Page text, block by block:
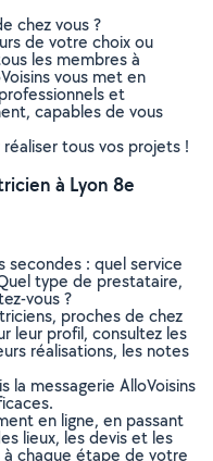
chez vous ?
de votre choix ou
les membres à
vous met en
et
capables de vous
tous vos projets !
à Lyon 8e
secondes : quel service
type de prestataire,
vous ?
proches de chez
leur profil, consultez les
réalisations, les notes
la messagerie AlloVoisins
en ligne, en passant
lieux, les devis et les
chaque étape de votre